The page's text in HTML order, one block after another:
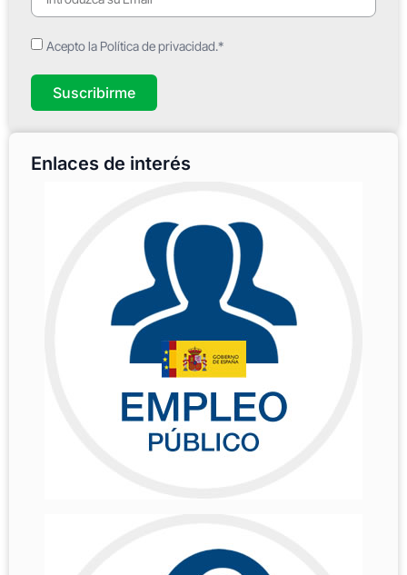
Acepto la Política de privacidad.*
Suscribirme
Enlaces de interés